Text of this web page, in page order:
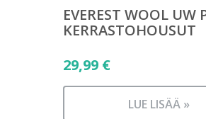
EVEREST WOOL UW
KERRASTOHOUSUT
29,99 €
LUE LISÄÄ »